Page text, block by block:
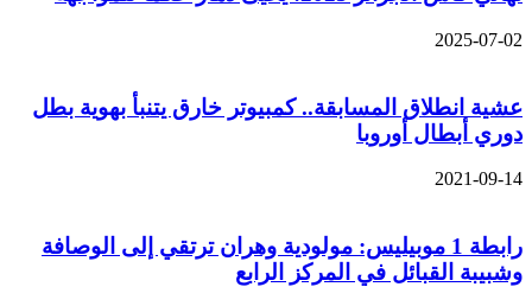
2025-07-02
عشية انطلاق المسابقة.. كمبيوتر خارق يتنبأ بهوية بطل
دوري أبطال أوروبا
2021-09-14
رابطة 1 موبيليس: مولودية وهران ترتقي إلى الوصافة
وشبيبة القبائل في المركز الرابع